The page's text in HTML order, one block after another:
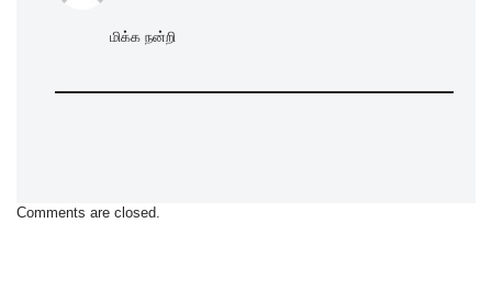
மிக்க நன்றி
Comments are closed.